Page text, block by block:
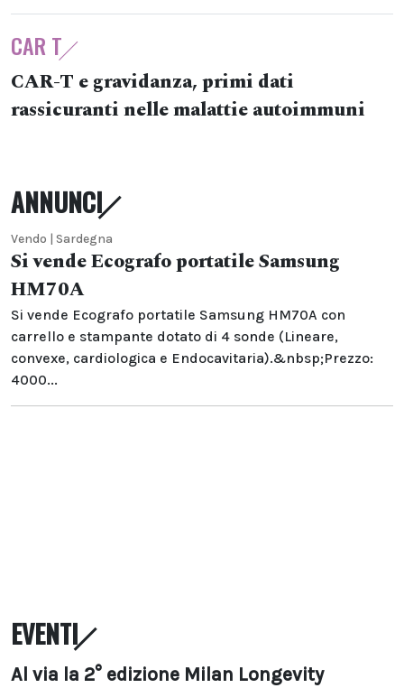
CAR T
CAR-T e gravidanza, primi dati
rassicuranti nelle malattie autoimmuni
ANNUNCI
Vendo | Sardegna
Si vende Ecografo portatile Samsung
HM70A
Si vende Ecografo portatile Samsung HM70A con
carrello e stampante dotato di 4 sonde (Lineare,
convexe, cardiologica e Endocavitaria).&nbsp;Prezzo:
4000...
EVENTI
Al via la 2° edizione Milan Longevity